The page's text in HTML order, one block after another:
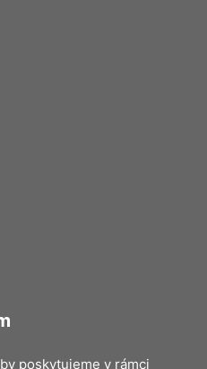
poskytujeme v rámci